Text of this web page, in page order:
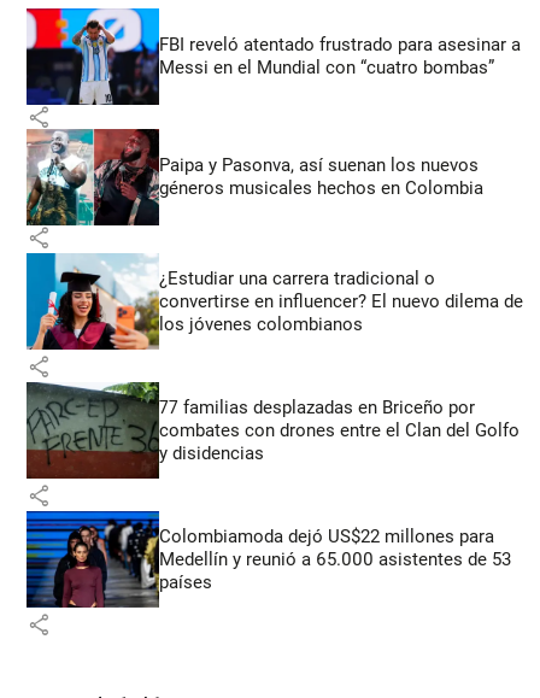
FBI reveló atentado frustrado para asesinar a
Messi en el Mundial con “cuatro bombas”
share
Paipa y Pasonva, así suenan los nuevos
géneros musicales hechos en Colombia
share
¿Estudiar una carrera tradicional o
convertirse en influencer? El nuevo dilema de
los jóvenes colombianos
share
77 familias desplazadas en Briceño por
combates con drones entre el Clan del Golfo
y disidencias
share
Colombiamoda dejó US$22 millones para
Medellín y reunió a 65.000 asistentes de 53
países
share